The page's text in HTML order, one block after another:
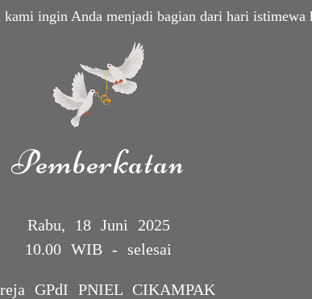
ingin Anda menjadi bagian dari hari istimewa
Pemberkatan
Rabu, 18 Juni 2025
10.00 WIB - selesai
GPdI PNIEL CIKAMPAK